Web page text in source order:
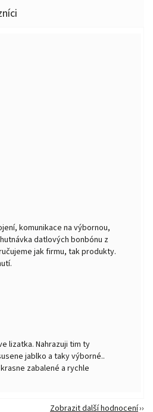
komunikace na výbornou,
datlových bonbónu z
jak firmu, tak produkty.
lizatka. Nahrazuji tim ty
jablko a taky výborné..
zabalené a rychle
Zobrazit další hodnocení